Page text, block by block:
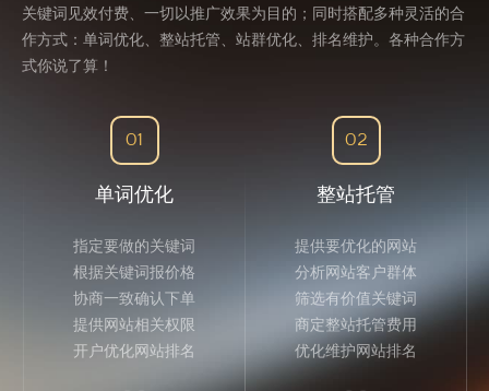
关键词见效付费、一切以推广效果为目的；同时搭配多种灵活的合
作方式：单词优化、整站托管、站群优化、排名维护。各种合作方
式你说了算！
01
单词优化
指定要做的关键词
根据关键词报价格
协商一致确认下单
提供网站相关权限
开户优化网站排名
02
整站托管
提供要优化的网站
分析网站客户群体
筛选有价值关键词
商定整站托管费用
优化维护网站排名